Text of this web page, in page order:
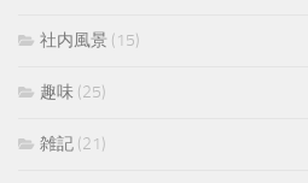
社内風景 (15)
趣味 (25)
雑記 (21)